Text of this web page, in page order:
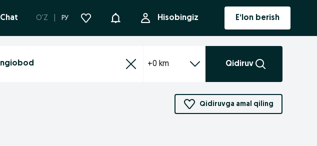
Chat O'Z РУ Bildirishnoma Hisobingiz E‘lon berish
+0 km Qidiruv
Qidiruvga amal qiling